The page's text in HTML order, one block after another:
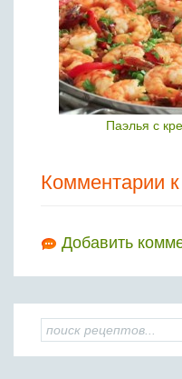
Паэлья с
Комментарии
Добавить